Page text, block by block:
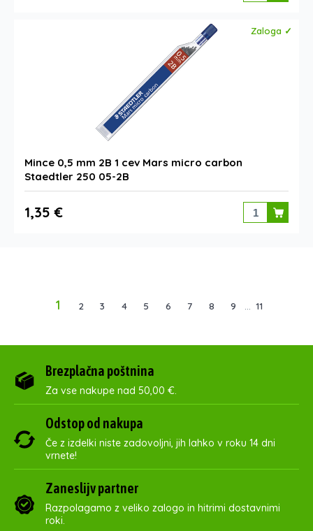
Zaloga ✓
Mince 0,5 mm 2B 1 cev Mars micro carbon
Staedtler 250 05-2B
1,35 €
1 2 3 4 5 6 7 8 9 11
Brezplačna poštnina
Za vse nakupe nad 50,00 €.
Odstop od nakupa
Če z izdelki niste zadovoljni, jih lahko v roku 14 dni
vrnete!
Zaneslijv partner
Razpolagamo z veliko zalogo in hitrimi dostavnimi
roki.